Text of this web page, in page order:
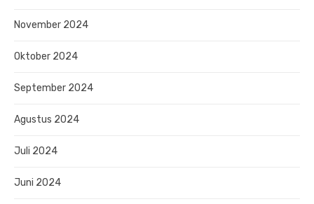
November 2024
Oktober 2024
September 2024
Agustus 2024
Juli 2024
Juni 2024